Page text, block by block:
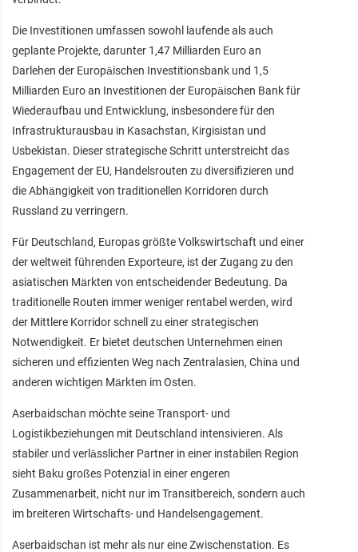
Die Investitionen umfassen sowohl laufende als auch
geplante Projekte, darunter 1,47 Milliarden Euro an
Darlehen der Europäischen Investitionsbank und 1,5
Milliarden Euro an Investitionen der Europäischen Bank für
Wiederaufbau und Entwicklung, insbesondere für den
Infrastrukturausbau in Kasachstan, Kirgisistan und
Usbekistan. Dieser strategische Schritt unterstreicht das
Engagement der EU, Handelsrouten zu diversifizieren und
die Abhängigkeit von traditionellen Korridoren durch
Russland zu verringern.
Für Deutschland, Europas größte Volkswirtschaft und einer
der weltweit führenden Exporteure, ist der Zugang zu den
asiatischen Märkten von entscheidender Bedeutung. Da
traditionelle Routen immer weniger rentabel werden, wird
der Mittlere Korridor schnell zu einer strategischen
Notwendigkeit. Er bietet deutschen Unternehmen einen
sicheren und effizienten Weg nach Zentralasien, China und
anderen wichtigen Märkten im Osten.
Aserbaidschan möchte seine Transport- und
Logistikbeziehungen mit Deutschland intensivieren. Als
stabiler und verlässlicher Partner in einer instabilen Region
sieht Baku großes Potenzial in einer engeren
Zusammenarbeit, nicht nur im Transitbereich, sondern auch
im breiteren Wirtschafts- und Handelsengagement.
Aserbaidschan ist mehr als nur eine Zwischenstation. Es